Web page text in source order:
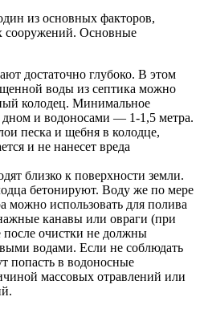
из основных факторов,
сооружений. Основные
достаточно глубоко. В этом
воды из септика можно
колодец. Минимальное
дном и водоносами — 1-1,5 метра.
песка и щебня в колодце,
и не нанесет вреда
близко к поверхности земли.
бетонируют. Воду же по мере
можно использовать для полива
канавы или овраги (при
очистки не должны
водами. Если не соблюдать
попасть в водоносные
массовых отравлений или